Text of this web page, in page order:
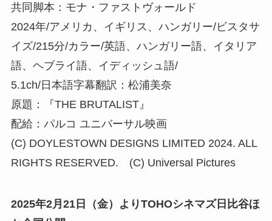
共同脚本：モナ・ファストヴォールド
2024年/アメリカ、イギリス、ハンガリー/ビスタサ
イズ/215分/カラー/英語、ハンガリー語、イタリア
語、ヘブライ語、イディッシュ語/
5.1ch/日本語字幕翻訳：松浦美奈
原題：『THE BRUTALIST』
配給：パルコ ユニバーサル映画
(C) DOYLESTOWN DESIGNS LIMITED 2024. ALL
RIGHTS RESERVED. (C) Universal Pictures
2025年2月21日（金）よりTOHOシネマズ日比谷ほ